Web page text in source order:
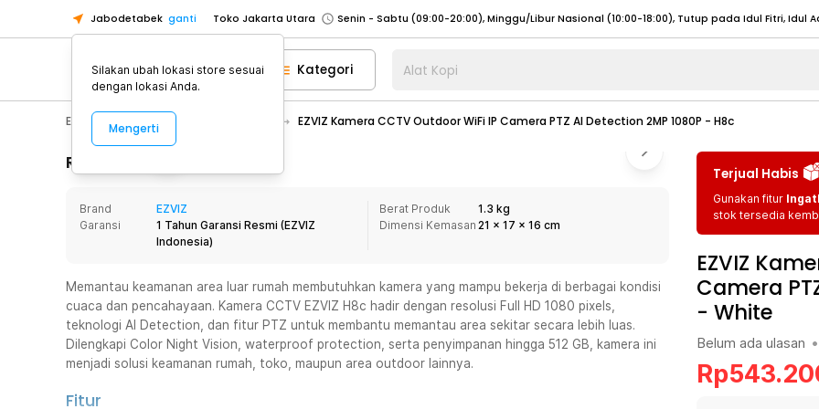
Jabodetabek ganti Toko Jakarta Utara
Toko Tangerang
Toko Cikupa
Pick n Go Jakarta Barat
Senin - Jumat (07:00 - 20:00), Sabtu - Minggu (08:00 - 20:00), Tutup pada Idul Fitri
Pick n Go Bekasi
Senin - Jumat (08:00 - 20:00), Sabtu - Minggu/ Libur Nasional (08:00 - 17:00) Selengkapnya
Senin - Jumat (08:00 - 20:00), Sabtu - Minggu/ Libur Nasional (08:00 - 17:00) Selengkapnya
Senin - Sabtu (09:00-20:00), Minggu/Libur Nasional (12:00-20:00), Tutup pada Idul Fitri
Senin - Sabtu (09:00-20:00), Minggu/Libur Nasional (12:00-20:00), Tutup pada Idul Fitri
Toko Cikupa
Pick n Go Jakarta Barat
Senin - Jumat (07:00 - 20:00), Sabtu - Minggu (08:00 - 20:00), Tutup pada Idul Fitri
Pick n Go Bekasi
Senin - Jumat (08:00 - 20:00), Sabtu - Minggu/ Libur Nasional (08:00 - 17:00) Selengkapnya
Pick n Go Depok
Senin - Jumat (08:00 - 20:00), Sabtu - Minggu/ Libur Nasional (08:00 - 17:00) Selengkapnya
Kategori Alat Kopi
Electronic CCTV EZVIZ Kamera CCTV Outdoor WiFi IP Camera PTZ AI Detection 2MP 1080P - H8c
Rincian Produk
Brand
EZVIZ
Garansi
1 Tahun Garansi Resmi (EZVIZ
Indonesia)
Berat Produk
1.3 kg
Dimensi Kemasan 21 x 17 x 16 cm
Memantau keamanan area luar rumah membutuhkan kamera yang mampu bekerja di berbagai kondisi
cuaca dan pencahayaan. Kamera CCTV EZVIZ H8c hadir dengan resolusi Full HD 1080 pixels,
teknologi AI Detection, dan fitur PTZ untuk membantu memantau area sekitar secara lebih luas.
Dilengkapi Color Night Vision, waterproof protection, serta penyimpanan hingga 512 GB, kamera ini
menjadi solusi keamanan rumah, toko, maupun area outdoor lainnya.
Fitur
Terjual Habis
Gunakan fitur
stok tersedia
EZVIZ
Camera
- White
Belum ada ulasan •
Rp
Silakan ubah lokasi store sesuai
dengan lokasi Anda.
Mengerti